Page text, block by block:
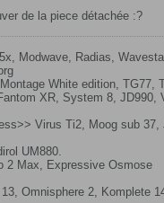
de la piece détachée :?
Modwave, Radias,
White edition, TG77,
XR, System 8, JD990,
Virus Ti2, Moog sub 37,
UM880.
2 Max, Expressive Osmose
Omnisphere 2, Komplete